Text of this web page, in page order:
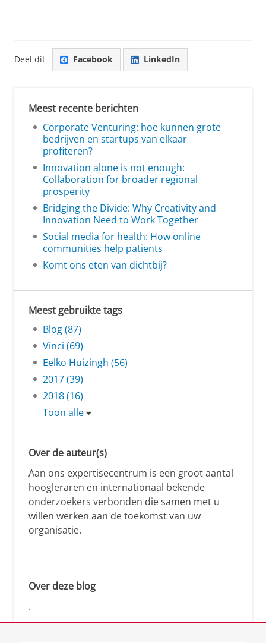
Deel dit Facebook LinkedIn
Meest recente berichten
Corporate Venturing: hoe kunnen grote
bedrijven en startups van elkaar
profiteren?
Innovation alone is not enough:
Collaboration for broader regional
prosperity
Bridging the Divide: Why Creativity and
Innovation Need to Work Together
Social media for health: How online
communities help patients
Komt ons eten van dichtbij?
Meest gebruikte tags
Blog (87)
Vinci (69)
Eelko Huizingh (56)
2017 (39)
2018 (16)
Toon alle
Over de auteur(s)
Aan ons expertisecentrum is een groot aantal
hoogleraren en internationaal bekende
onderzoekers verbonden die samen met u
willen werken aan de toekomst van uw
organisatie.
Over deze blog
.